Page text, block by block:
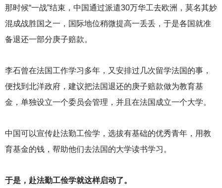
那时候“一战”结束，中国通过派遣30万华工去欧洲，莫名其妙
混成战胜国之一，国际地位稍微提高一丢丢，于是各国就准
备退还一部分庚子赔款。
李石曾在法国工作学习多年，又安排过几次留学法国的事，
便找到北洋政府，建议把法国退还的庚子赔款做为教育基
金，单独设立一个委员会管理，并且在法国成立一个大学。
中国可以宣传赴法勤工俭学，选拔有基础的优秀青年，用教
育基金的钱，帮助他们去法国的大学读书学习。
于是，赴法勤工俭学就这样启动了。